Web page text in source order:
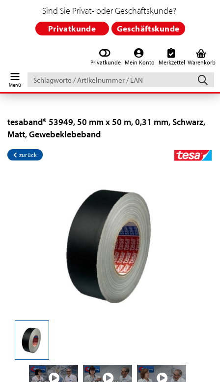
Privatkunde Mein Konto Merkzettel Warenkorb
Schlagworte
/
Artikelnummer
EAN
Sind Sie Privat- oder Geschäftskunde?
Privatkunde Geschäftskunde
tesaband® 53949, 50 mm x 50 m, 0,31 mm, Schwarz,
Matt, Gewebeklebeband
zurück